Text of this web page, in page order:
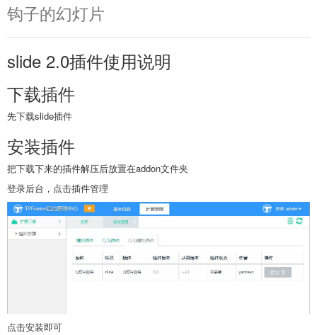
钩子的幻灯片
slide 2.0插件使用说明
下载插件
先下载slide插件
安装插件
把下载下来的插件解压后放置在addon文件夹
登录后台，点击插件管理
点击安装即可